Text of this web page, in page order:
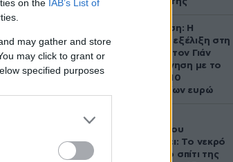
on the IAB’s List of
may gather and store
may click to grant or
specified purposes
Αθηνά Ωνάση: Η
απρόσμενη εξέλιξη στη
διαμάχη με τον Γιάν
Τοπς – Η κίνηση με το
άλογο των 10
εκατομμυρίων ευρώ
Τζώρτζογλου
αποκαλύπτει: Το νεκρό
έμβρυο στο σπίτι της